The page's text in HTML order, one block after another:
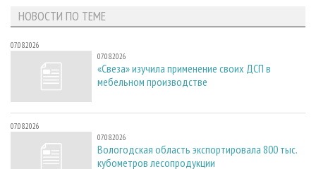
НОВОСТИ ПО ТЕМЕ
07.08.2026
07.08.2026
«Свеза» изучила применение своих ДСП в
мебельном производстве
07.08.2026
07.08.2026
Вологодская область экспортировала 800 тыс.
кубометров лесопродукции